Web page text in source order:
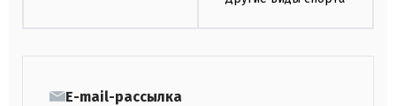
E-mail-рассылка